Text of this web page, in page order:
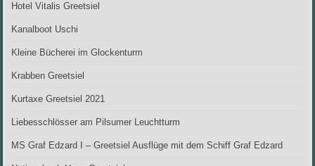
Hotel Vitalis Greetsiel
Kanalboot Uschi
Kleine Bücherei im Glockenturm
Krabben Greetsiel
Kurtaxe Greetsiel 2021
Liebesschlösser am Pilsumer Leuchtturm
MS Graf Edzard I – Greetsiel Ausflüge mit dem Schiff Graf Edzard